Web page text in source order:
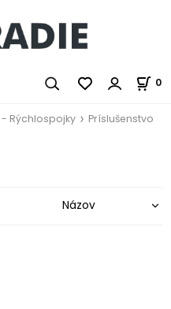
0
Rýchlospojky Príslušenstvo